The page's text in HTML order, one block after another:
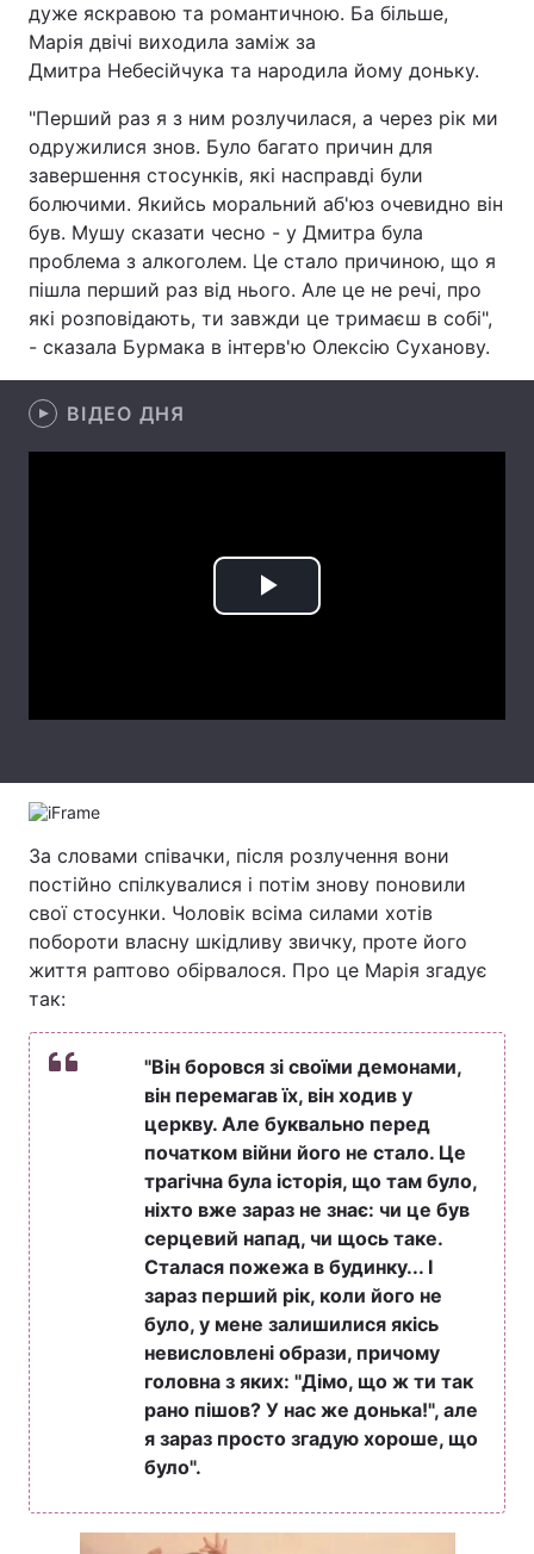
Спорт Наука
Техно і зв'язок Лайт
Зброя Інциденти
Здоров'я Туризм
Цікавинки Погода
Екологія Регіони
Відео з Youtube
Тема оформлення
дуже яскравою та романтичною. Ба більше,
Марія двічі виходила заміж за
Дмитра Небесійчука та народила йому доньку.
"Перший раз я з ним розлучилася, а через рік ми
одружилися знов. Було багато причин для
завершення стосунків, які насправді були
болючими. Якийсь моральний аб'юз очевидно він
був. Мушу сказати чесно - у Дмитра була
проблема з алкоголем. Це стало причиною, що я
пішла перший раз від нього. Але це не речі, про
які розповідають, ти завжди це тримаєш в собі",
- сказала Бурмака в інтерв'ю Олексію Суханову.
ВІДЕО ДНЯ
Play
За словами співачки, після розлучення вони
постійно спілкувалися і потім знову поновили
свої стосунки. Чоловік всіма силами хотів
побороти власну шкідливу звичку, проте його
життя раптово обірвалося. Про це Марія згадує
так:
"Він боровся зі своїми демонами,
він перемагав їх, він ходив у
церкву. Але буквально перед
початком війни його не стало. Це
трагічна була історія, що там було,
ніхто вже зараз не знає: чи це був
серцевий напад, чи щось таке.
Сталася пожежа в будинку... І
зараз перший рік, коли його не
було, у мене залишилися якісь
невисловлені образи, причому
головна з яких: "Дімо, що ж ти так
рано пішов? У нас же донька!", але
я зараз просто згадую хороше, що
було".